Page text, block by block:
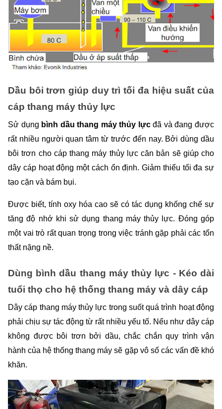
Dầu bôi trơn giúp duy trì tối đa hiệu suất của
cáp thang máy thủy lực
Sử dụng bình dầu thang máy thủy lực đã và đang được
rất nhiều người quan tâm từ trước đến nay. Bởi dùng dầu
bôi trơn cho cáp thang máy thủy lực căn bản sẽ giúp cho
dây cáp hoạt động một cách ổn định. Giảm thiểu tối đa sự
tạo cặn và bám bụi.
Được biết, tính oxy hóa cao sẽ có tác dụng khống chế sự
tăng độ nhớ khi sử dụng thang máy thủy lực. Đóng góp
một vai trò rất quan trọng trong việc tránh gặp phải các tổn
thất nặng nề.
Dùng bình dầu thang máy thủy lực - Kéo dài
tuổi thọ cho hệ thống thang máy và dây cáp
Dây cáp thang máy thủy lực trong suốt quá trình hoạt động
phải chịu sự tác động từ rất nhiều yếu tố. Nếu như dây cáp
không được bôi trơn bởi dầu, chắc chắn quy trình vận
hành của hệ thống thang máy sẽ gặp vô số các vấn đề khó
khăn.